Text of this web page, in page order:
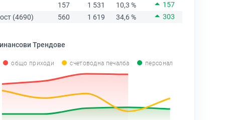
157
1 531 10,3 %
157
(4690)
560 1 619 34,6 % 303
Трендове
общо приходи счетоводна печалба персонал